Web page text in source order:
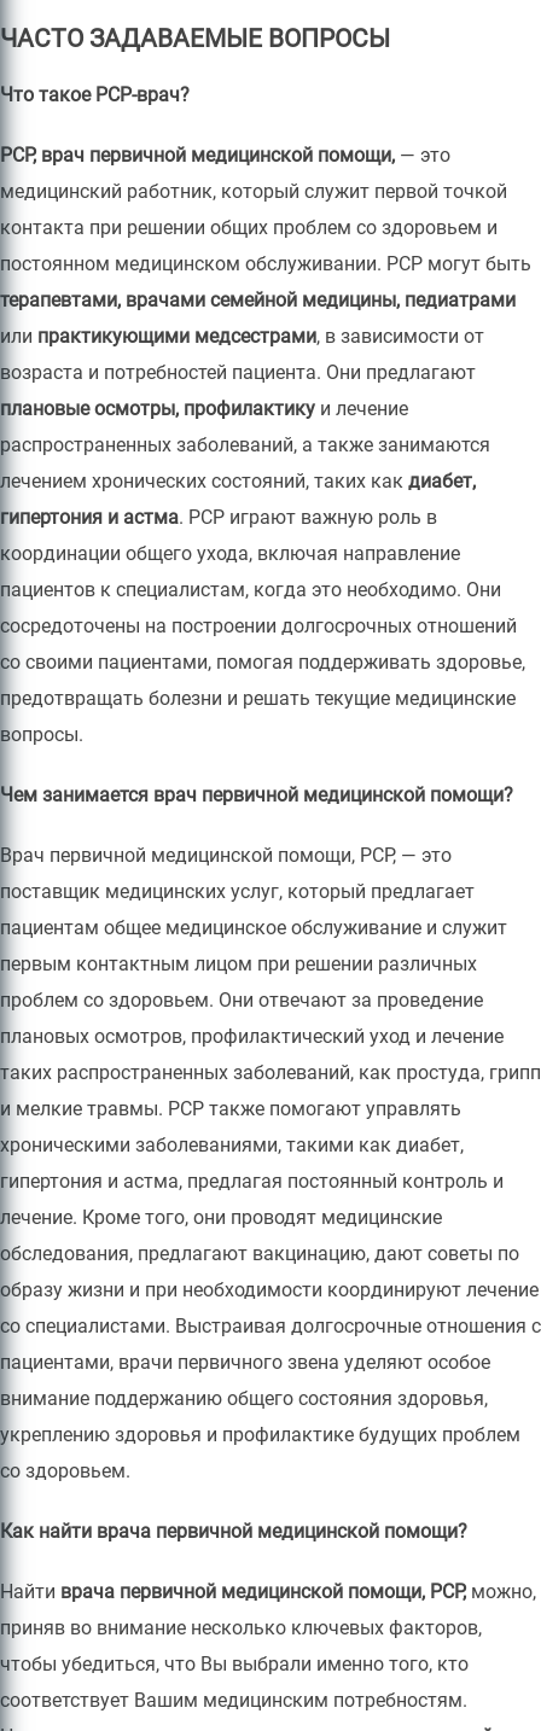
ЧАСТО ЗАДАВАЕМЫЕ ВОПРОСЫ
Что такое PCP-врач?
PCP, врач первичной медицинской помощи, — это
медицинский работник, который служит первой точкой
контакта при решении общих проблем со здоровьем и
постоянном медицинском обслуживании. PCP могут быть
терапевтами, врачами семейной медицины, педиатрами
или практикующими медсестрами, в зависимости от
возраста и потребностей пациента. Они предлагают
плановые осмотры, профилактику и лечение
распространенных заболеваний, а также занимаются
лечением хронических состояний, таких как диабет,
гипертония и астма. PCP играют важную роль в
координации общего ухода, включая направление
пациентов к специалистам, когда это необходимо. Они
сосредоточены на построении долгосрочных отношений
со своими пациентами, помогая поддерживать здоровье,
предотвращать болезни и решать текущие медицинские
вопросы.
Чем занимается врач первичной медицинской помощи?
Врач первичной медицинской помощи, PCP, — это
поставщик медицинских услуг, который предлагает
пациентам общее медицинское обслуживание и служит
первым контактным лицом при решении различных
проблем со здоровьем. Они отвечают за проведение
плановых осмотров, профилактический уход и лечение
таких распространенных заболеваний, как простуда, грипп
и мелкие травмы. PCP также помогают управлять
хроническими заболеваниями, такими как диабет,
гипертония и астма, предлагая постоянный контроль и
лечение. Кроме того, они проводят медицинские
обследования, предлагают вакцинацию, дают советы по
образу жизни и при необходимости координируют лечение
со специалистами. Выстраивая долгосрочные отношения с
пациентами, врачи первичного звена уделяют особое
внимание поддержанию общего состояния здоровья,
укреплению здоровья и профилактике будущих проблем
со здоровьем.
Как найти врача первичной медицинской помощи?
Найти врача первичной медицинской помощи, PCP,можно,
приняв во внимание несколько ключевых факторов,
чтобы убедиться, что Вы выбрали именно того, кто
соответствует Вашим медицинским потребностям.